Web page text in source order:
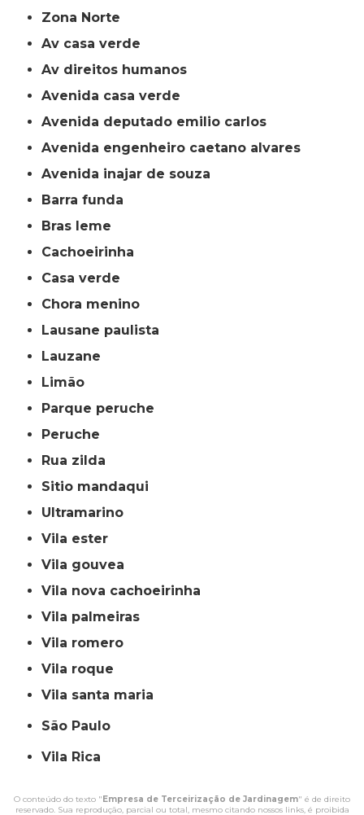
Zona Norte
av casa verde
av direitos humanos
avenida casa verde
avenida deputado emilio carlos
avenida engenheiro caetano alvares
avenida inajar de souza
barra funda
bras leme
cachoeirinha
casa verde
chora menino
lausane paulista
lauzane
limão
parque peruche
peruche
rua zilda
sitio mandaqui
ultramarino
vila ester
vila gouvea
vila nova cachoeirinha
vila palmeiras
vila romero
vila roque
vila santa maria
São Paulo
Vila Rica
O conteúdo do texto "Empresa de Terceirização de Jardinagem" é de direito
reservado. Sua reprodução, parcial ou total, mesmo citando nossos links, é proibida